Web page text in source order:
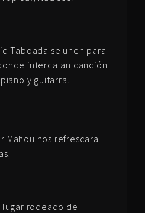
Taboada se unen para
intercalan canción
y guitarra.
Mahou nos refrescara
lugar rodeado de